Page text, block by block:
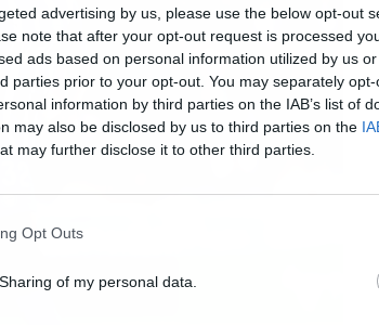
advertising by us, please use the below opt-out
note that after your opt-out request is processed
ads based on personal information utilized by us
parties prior to your opt-out. You may separately
information by third parties on the IAB’s list of
may also be disclosed by us to third parties on the
may further disclose it to other third parties.
Opt Outs
of my personal data.